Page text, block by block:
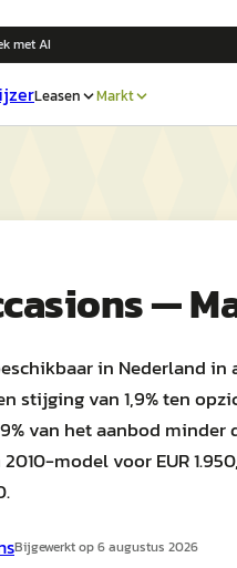
met AI
Leasen Markt
—
in Nederland
stijging van 1,9% ten
van het aanbod
2010-model voor EUR
Bijgewerkt op6 augustus 2026